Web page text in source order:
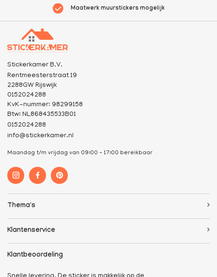
Maatwerk muurstickers mogelijk
Stickerkamer B.V.
Rentmeesterstraat 19
2288GW Rijswijk
0152024288
KvK-nummer: 98299158
Btw: NL868435533B01
0152024288
info@stickerkamer.nl
Maandag t/m vrijdag van 09:00 - 17:00 bereikbaar
Thema's
Klantenservice
Klantbeoordeling